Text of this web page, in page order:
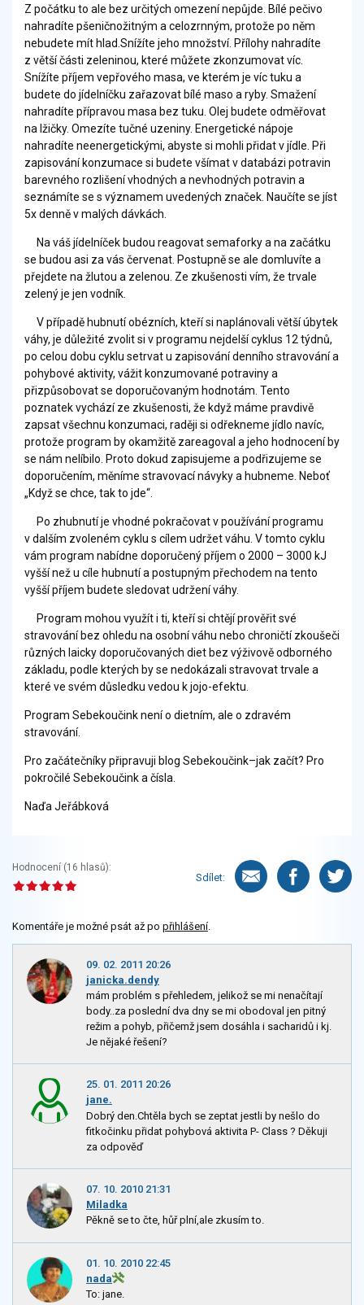
Z počátku to ale bez určitých omezení nepůjde. Bílé pečivo
nahradíte pšeničnožitným a celozrnným, protože po něm
nebudete mít hlad.Snížíte jeho množství. Přílohy nahradíte
z větší části zeleninou, které můžete zkonzumovat víc.
Snížíte příjem vepřového masa, ve kterém je víc tuku a
budete do jídelníčku zařazovat bílé maso a ryby. Smažení
nahradíte přípravou masa bez tuku. Olej budete odměřovat
na lžičky. Omezíte tučné uzeniny. Energetické nápoje
nahradíte neenergetickými, abyste si mohli přidat v jídle. Při
zapisování konzumace si budete všímat v databázi potravin
barevného rozlišení vhodných a nevhodných potravin a
seznámíte se s významem uvedených značek. Naučíte se jíst
5x denně v malých dávkách.
Na váš jídelníček budou reagovat semaforky a na začátku
se budou asi za vás červenat. Postupně se ale domluvíte a
přejdete na žlutou a zelenou. Ze zkušenosti vím, že trvale
zelený je jen vodník.
V případě hubnutí obézních, kteří si naplánovali větší úbytek
váhy, je důležité zvolit si v programu nejdelší cyklus 12 týdnů,
po celou dobu cyklu setrvat u zapisování denního stravování a
pohybové aktivity, vážit konzumované potraviny a
přizpůsobovat se doporučovaným hodnotám. Tento
poznatek vychází ze zkušenosti, že když máme pravdivě
zapsat všechnu konzumaci, raději si odřekneme jídlo navíc,
protože program by okamžitě zareagoval a jeho hodnocení by
se nám nelíbilo. Proto dokud zapisujeme a podřizujeme se
doporučením, měníme stravovací návyky a hubneme. Neboť
„Když se chce, tak to jde“.
Po zhubnutí je vhodné pokračovat v používání programu
v dalším zvoleném cyklu s cílem udržet váhu. V tomto cyklu
vám program nabídne doporučený příjem o 2000 – 3000 kJ
vyšší než u cíle hubnutí a postupným přechodem na tento
vyšší příjem budete sledovat udržení váhy.
Program mohou využít i ti, kteří si chtějí prověřit své
stravování bez ohledu na osobní váhu nebo chroničtí zkoušeči
různých laicky doporučovaných diet bez výživově odborného
základu, podle kterých by se nedokázali stravovat trvale a
které ve svém důsledku vedou k jojo-efektu.
Program Sebekoučink není o dietním, ale o zdravém
stravování.
Pro začátečníky připravuji blog Sebekoučink–jak začít? Pro
pokročilé Sebekoučink a čísla.
Naďa Jeřábková
Hodnocení (16 hlasů):
Sdílet:
Komentáře je možné psát až po přihlášení.
09. 02. 2011 20:26
janicka.dendy
mám problém s přehledem, jelikož se mi nenačítají
body..za poslední dva dny se mi obodoval jen pitný
režim a pohyb, přičemž jsem dosáhla i sacharidů i kj.
Je nějaké řešení?
25. 01. 2011 20:26
jane.
Dobrý den.Chtěla bych se zeptat jestli by nešlo do
fitkočinku přidat pohybová aktivita P- Class ? Děkuji
za odpověď
07. 10. 2010 21:31
Miladka
Pěkně se to čte, hůř plní,ale zkusím to.
01. 10. 2010 22:45
nada
To: jane.